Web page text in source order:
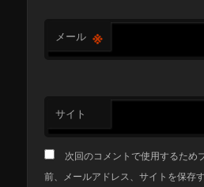
メール ※
サイト
次回のコメントで使用するため
前、メールアドレス、サイトを保存す